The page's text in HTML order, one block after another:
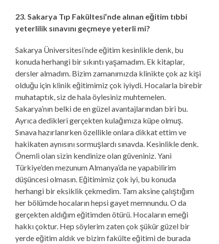
23. Sakarya Tıp Fakültesi’nde alınan eğitim tıbbi
yeterlilik sınavını geçmeye yeterli mi?
Sakarya Üniversitesi’nde eğitim kesinlikle denk, bu
konuda herhangi bir sıkıntı yaşamadım. Ek kitaplar,
dersler almadım. Bizim zamanımızda klinikte çok az kişi
olduğu için klinik eğitimimiz çok iyiydi. Hocalarla birebir
muhataptık, siz de hala öylesiniz muhtemelen.
Sakarya’nın belki de en güzel avantajlarından biri bu.
Ayrıca dedikleri gerçekten kulağımıza küpe olmuş.
Sınava hazırlanırken özellikle onlara dikkat ettim ve
hakikaten aynısını sormuşlardı sınavda. Kesinlikle denk.
Önemli olan sizin kendinize olan güveniniz. Yani
Türkiye’den mezunum Almanya’da ne yapabilirim
düşüncesi olmasın. Eğitimimiz çok iyi, bu konuda
herhangi bir eksiklik çekmedim. Tam aksine çalıştığım
her bölümde hocaların hepsi gayet memnundu. O da
gerçekten aldığım eğitimden ötürü. Hocaların emeği
hakkı çoktur. Hep söylerim zaten çok şükür güzel bir
yerde eğitim aldık ve bizim fakülte eğitimi de burada